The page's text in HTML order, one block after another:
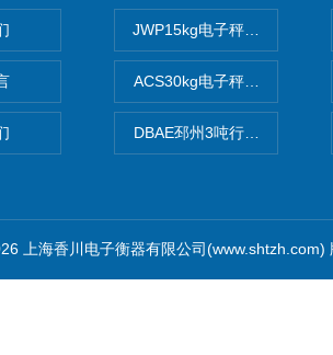
JWP15kg电子秤价格,15公
ACS30kg电子秤价格,30公
DBAE邳州3吨行车电子吊秤
上海香川电子衡器有限公司(www.shtzh.com)